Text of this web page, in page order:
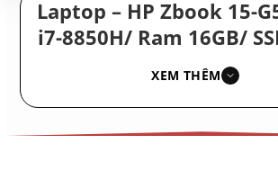
Laptop – HP Zbook 15-
i7-8850H/ Ram 16GB/
Laptop Cu Gia Re/ Card
Đến 64Gb/ Laptop Zbook
XEM THÊM